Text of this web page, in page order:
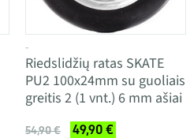
-
Riedslidžių ratas SKATE
PU2 100x24mm su guoliais
greitis 2 (1 vnt.) 6 mm ašiai
54,90 € 49,90 €